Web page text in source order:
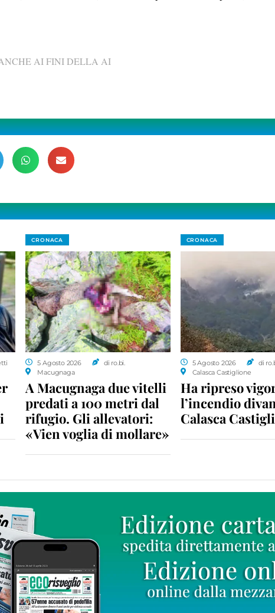
AI FINI DELLA AI
CRONACA
5 Agosto 2026
di ro.bi.
Macugnaga
A Macugnaga due vitelli
predati a 100 metri dal
rifugio. Gli allevatori:
«Vien voglia di mollare»
CRONACA
5 Agosto 2026
di
Calasca Castiglione
Ha ripreso
l’incendio
Calasca